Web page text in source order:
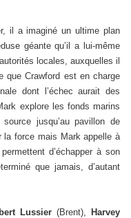
il a imaginé un ultime plan
géante qu’il a lui-même
locales, auxquelles il
que Crawford est en charge
dont l’échec aurait des
explore les fonds marins
jusqu’au pavillon de
la force mais Mark appelle à
d’échapper à son
que jamais, d’autant
Lussier (Brent), Harvey